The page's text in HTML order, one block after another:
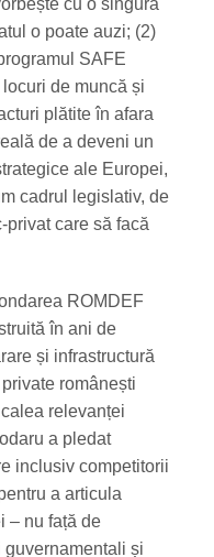
o poate auzi; (2)
SAFE
de muncă și
plătite în afara
de a deveni un
ale Europei,
cadrul legislativ, de
care să facă
ROMDEF
în ani de
și infrastructură
românești
relevanței
a pledat
inclusiv competitorii
a articula
– nu față de
guvernamentali și